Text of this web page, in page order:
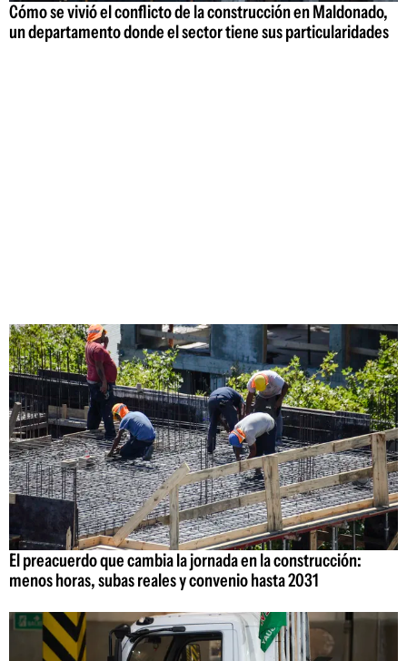
Cómo se vivió el conflicto de la construcción en Maldonado,
un departamento donde el sector tiene sus particularidades
El preacuerdo que cambia la jornada en la construcción:
menos horas, subas reales y convenio hasta 2031